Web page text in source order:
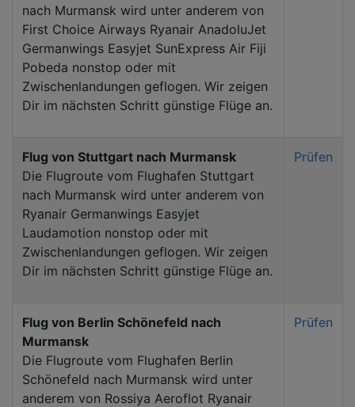
nach Murmansk wird unter anderem von
First Choice Airways Ryanair AnadoluJet
Germanwings Easyjet SunExpress Air Fiji
Pobeda nonstop oder mit
Zwischenlandungen geflogen. Wir zeigen
Dir im nächsten Schritt günstige Flüge an.
Flug von Stuttgart nach Murmansk
Die Flugroute vom Flughafen Stuttgart
nach Murmansk wird unter anderem von
Ryanair Germanwings Easyjet
Laudamotion nonstop oder mit
Zwischenlandungen geflogen. Wir zeigen
Dir im nächsten Schritt günstige Flüge an.
Prüfen
Flug von Berlin Schönefeld nach
Murmansk
Die Flugroute vom Flughafen Berlin
Schönefeld nach Murmansk wird unter
anderem von Rossiya Aeroflot Ryanair
Prüfen